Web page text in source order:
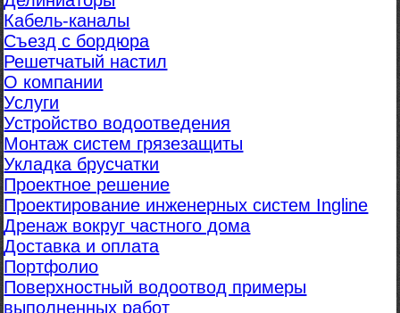
Кабель-каналы
Съезд с бордюра
Решетчатый настил
О компании
Услуги
Устройство водоотведения
Монтаж систем грязезащиты
Укладка брусчатки
Проектное решение
Проектирование инженерных систем Ingline
Дренаж вокруг частного дома
Доставка и оплата
Портфолио
Поверхностный водоотвод примеры
выполненных работ